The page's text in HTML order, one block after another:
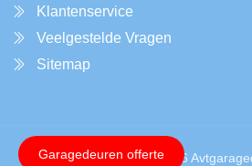
Klantenservice
Veelgestelde Vragen
Sitemap
Copyright © 2026
Garagedeuren offerte